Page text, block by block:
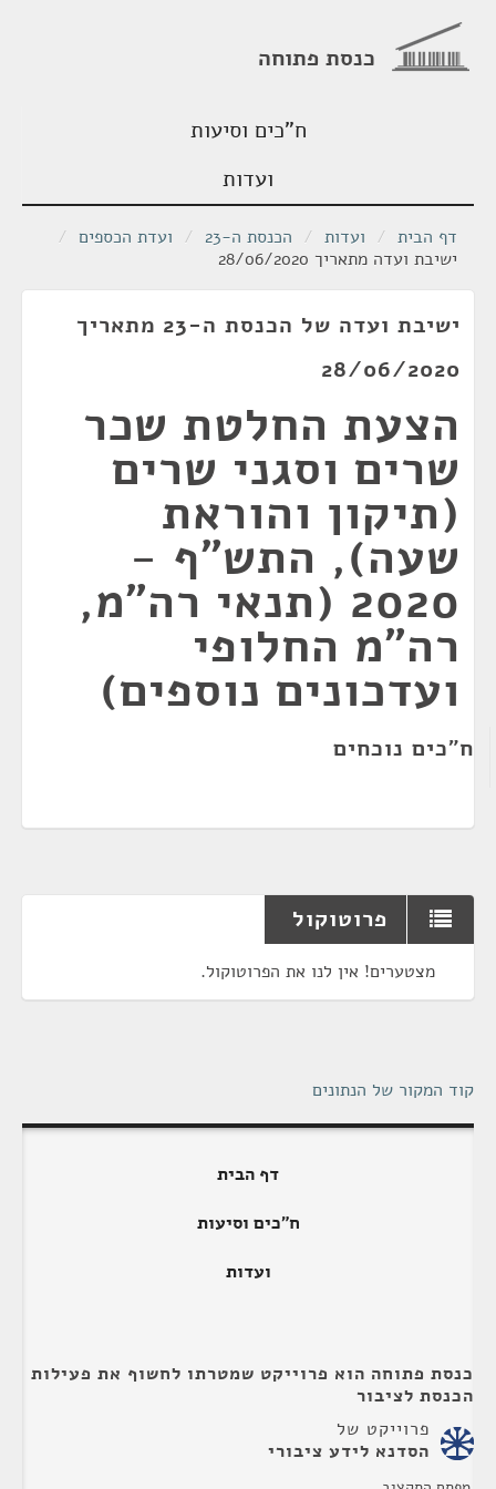
כנסת פתוחה
ח"כים וסיעות
ועדות
דף הבית / ועדות / הכנסת ה-23 / ועדת הכספים /
ישיבת ועדה מתאריך 28/06/2020
ישיבת ועדה של הכנסת ה-23 מתאריך
28/06/2020
הצעת החלטת שכר
שרים וסגני שרים
(תיקון והוראת
שעה), התש"ף -
2020 (תנאי רה"מ,
רה"מ החלופי
ועדכונים נוספים)
ח"כים נוכחים
פרוטוקול
מצטערים! אין לנו את הפרוטוקול.
קוד המקור של הנתונים
דף הבית
ח"כים וסיעות
ועדות
כנסת פתוחה הוא פרוייקט שמטרתו לחשוף את פעילות
הכנסת לציבור
פרוייקט של
הסדנא לידע ציבורי